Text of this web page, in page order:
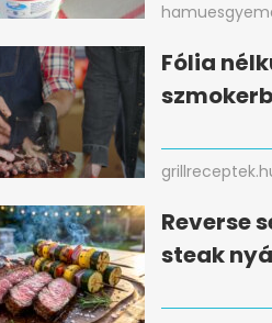
Fólia
Reverse
steak